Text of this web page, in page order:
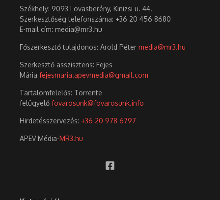
Székhely: 9093 Lovasberény, Kinizsi u. 44.
Szerkesztőség telefonszáma: +36 20 456 8680
E-mail cím: media@mr3.hu
Főszerkesztő tulajdonos: Arold Péter media@mr3.hu
Szerkesztő asszisztens: Fejes
Mária fejesmaria.apevmedia@gmail.com
Tartalomfelelős: Torrente
felügyelő fovarosunk@fovarosunk.info
Hirdetésszervezés: +36 20 978 6797
APEV Média-MR3.hu